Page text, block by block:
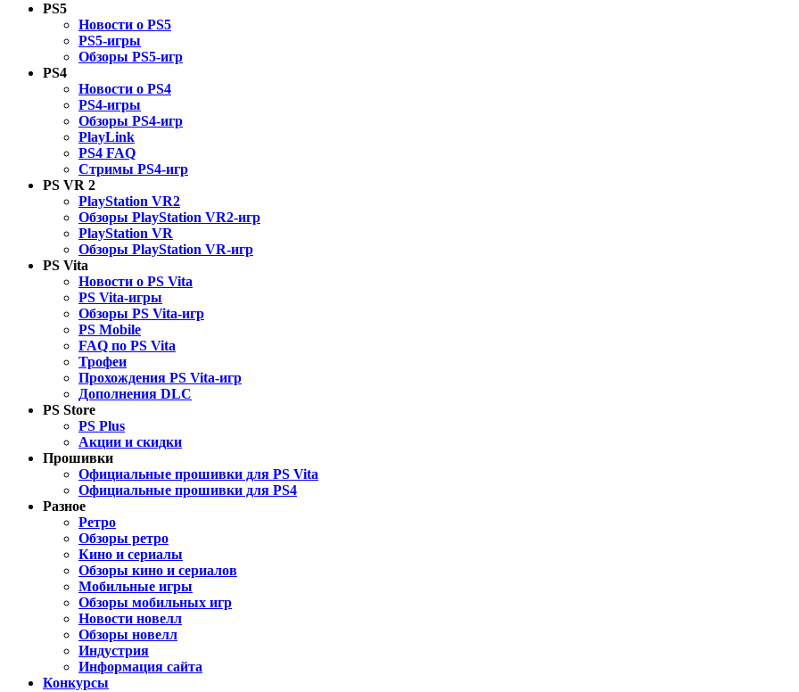
PS5
Новости о PS5
PS5-игры
Обзоры PS5-игр
PS4
Новости о PS4
PS4-игры
Обзоры PS4-игр
PlayLink
PS4 FAQ
Стримы PS4-игр
PS VR 2
PlayStation VR2
Обзоры PlayStation VR2-игр
PlayStation VR
Обзоры PlayStation VR-игр
PS Vita
Новости о PS Vita
PS Vita-игры
Обзоры PS Vita-игр
PS Mobile
FAQ по PS Vita
Трофеи
Прохождения PS Vita-игр
Дополнения DLC
PS Store
PS Plus
Акции и скидки
Прошивки
Официальные прошивки для PS Vita
Официальные прошивки для PS4
Разное
Ретро
Обзоры ретро
Кино и сериалы
Обзоры кино и сериалов
Мобильные игры
Обзоры мобильных игр
Новости новелл
Обзоры новелл
Индустрия
Информация сайта
Конкурсы